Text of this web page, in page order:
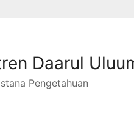
Daarul
Pengetahuan